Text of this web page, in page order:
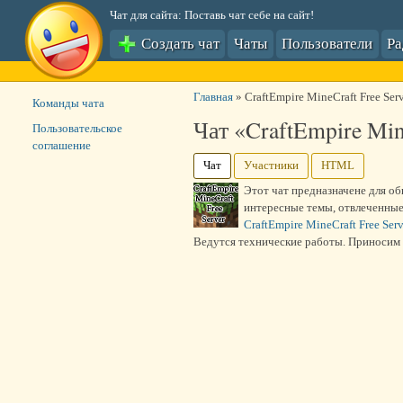
Чат для сайта: Поставь чат себе на сайт!
Создать чат Чаты Пользователи
Главная» CraftEmpire MineCraft Free
Чат «CraftEmpire
Чат Участники
HTML
Этот чат предназначене для
интересные темы,
CraftEmpire MineCraft Free
Команды чата
Пользовательское
соглашение